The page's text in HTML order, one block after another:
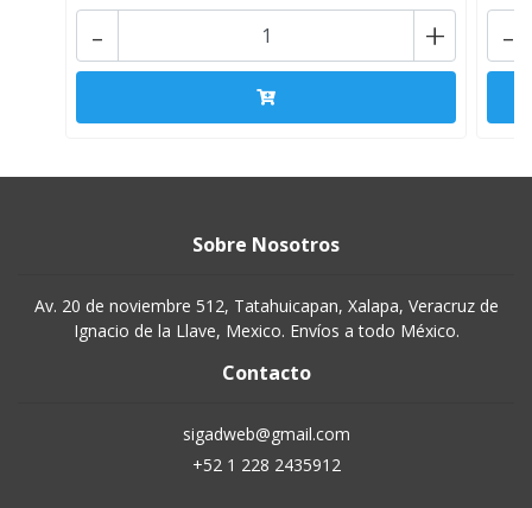
+
- -
Sobre Nosotros
Av. 20 de noviembre 512, Tatahuicapan, Xalapa, Veracruz de
Ignacio de la Llave, Mexico. Envíos a todo México.
Contacto
sigadweb@gmail.com
+52 1 228 2435912